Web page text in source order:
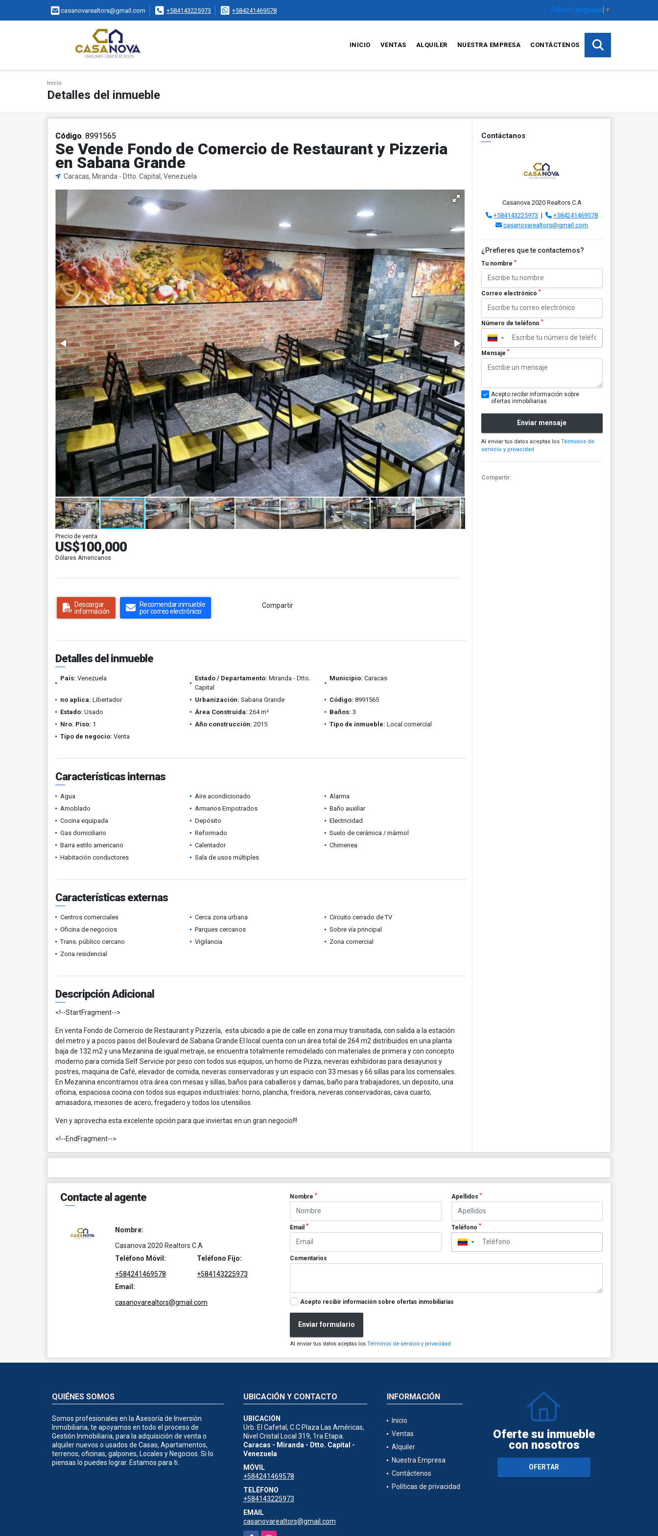
casanovarealtors@gmail.com +584143225973 +584241469578 Select Language ▼
INICIO VENTAS ALQUILER NUESTRA EMPRESA CONTÁCTENOS
Inicio
Detalles del inmueble
Código. 8991565
Se Vende Fondo de Comercio de Restaurant y Pizzeria
en Sabana Grande
Caracas, Miranda - Dtto. Capital, Venezuela
Precio de venta
US$100,000
Dólares Americanos
Descargar
información
Recomendar inmueble
por correo electrónico
Compartir
Detalles del inmueble
País: Venezuela Estado / Departamento: Miranda - Dtto.
Capital
Municipio: Caracas
no aplica: Libertador Urbanización: Sabana Grande Código: 8991565
Estado: Usado Área Construida: 264 m² Baños: 3
Nro. Piso: 1 Año construcción: 2015 Tipo de inmueble: Local comercial
Tipo de negocio: Venta
Características internas
Agua Aire acondicionado
Alarma
Amoblado
Armarios Empotrados
Baño auxiliar
Cocina equipada
Depósito
Electricidad
Gas domiciliario
Reformado
Suelo de cerámica / mármol
Barra estilo americano
Calentador
Chimenea
Habitación conductores
Sala de usos múltiples
Características externas
Centros comerciales Cerca zona urbana
Circuito cerrado de TV
Oficina de negocios
Parques cercanos
Sobre vía principal
Trans. público cercano
Vigilancia
Zona comercial
Zona residencial
Descripción Adicional
<!--StartFragment-->
En venta Fondo de Comercio de Restaurant y Pizzería, esta ubicado a pie de calle en zona muy transitada, con salida a la estación
del metro y a pocos pasos del Boulevard de Sabana Grande El local cuenta con un área total de 264 m2 distribuidos en una planta
baja de 132 m2 y una Mezanina de igual metraje, se encuentra totalmente remodelado con materiales de primera y con concepto
moderno para comida Self Servicie por peso con todos sus equipos, un horno de Pizza, neveras exhibidoras para desayunos y
postres, maquina de Café, elevador de comida, neveras conservadoras y un espacio con 33 mesas y 66 sillas para los comensales.
En Mezanina encontramos otra área con mesas y sillas, baños para caballeros y damas, baño para trabajadores, un deposito, una
oficina, espaciosa cocina con todos sus equipos industriales: horno, plancha, freidora, neveras conservadoras, cava cuarto,
amasadora, mesones de acero, fregadero y todos los utensilios.
Ven y aprovecha esta excelente opción para que inviertas en un gran negocio!!!
<!--EndFragment-->
Contáctanos
Casanova 2020 Realtors C.A
+584143225973 |
+584241469578
casanovarealtors@gmail.com
¿Prefieres que te contactemos?
Tu nombre *
Correo electrónico *
Número de teléfono *
▼
Mensaje *
Acepto recibir información sobre
ofertas inmobiliarias
Enviar mensaje
Al enviar tus datos aceptas los Términos de
servicio y privacidad
Compartir:
Contacte al agente
Nombre:
Casanova 2020 Realtors C.A
Teléfono Móvil:
+584241469578
Teléfono Fijo:
+584143225973
Email:
casanovarealtors@gmail.com
Nombre* Apellidos *
Email* Teléfono *
▼
Comentarios
Acepto recibir información sobre ofertas inmobiliarias
Enviar formulario
Al enviar tus datos aceptas losTérminos de servicio y privacidad
QUIÉNES SOMOS
Somos profesionales en la Asesoría de Inversión
Inmobiliaria, te apoyamos en todo el proceso de
Gestión Inmobiliaria, para la adquisición de venta o
alquiler nuevos o usados de Casas, Apartamentos,
terrenos, oficinas, galpones, Locales y Negocios. Si lo
piensas lo puedes lograr. Estamos para ti.
UBICACIÓN Y CONTACTO
UBICACIÓN
Urb. El Cafetal, C.C Plaza Las Américas,
Nivel Cristal Local 319, 1ra Etapa.
Caracas - Miranda - Dtto. Capital -
Venezuela
MÓVIL
+584241469578
TELÉFONO
+584143225973
EMAIL
casanovarealtors@gmail.com
INFORMACIÓN
Inicio
Ventas
Alquiler
Nuestra Empresa
Contáctenos
Políticas de privacidad
Oferte su inmueble
con nosotros
OFERTAR